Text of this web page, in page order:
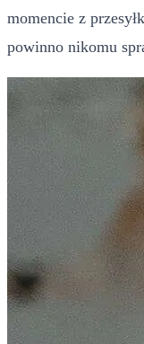
momencie z
powinno nikomu